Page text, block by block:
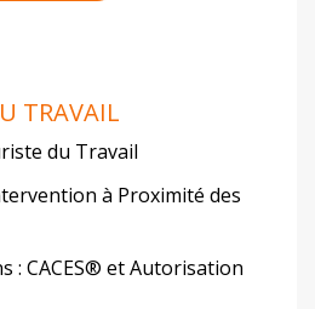
TRAVAIL
du Travail
à Proximité des
: CACES® et Autorisation